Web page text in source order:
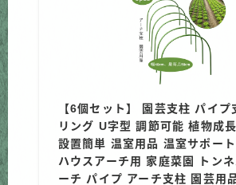
【6個セット】 園芸支柱 パイプ
リング U字型 調節可能 植物成
設置簡単 温室用品 温室サポー
ハウスアーチ用 家庭菜園 トン
ーチ パイプ アーチ支柱 園芸用